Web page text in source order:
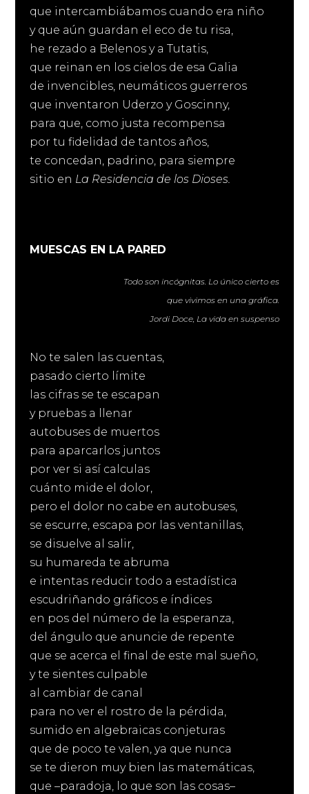
que intercambiábamos cuando era niño
y que aún guardan el eco de tu risa,
he rezado a Belenos y a Tutatis,
que reinan en los cielos de esa Galia
de invencibles, neumáticos guerreros
que inventaron Uderzo y Goscinny,
para que, como justa recompensa
por tu fidelidad de tantos años,
te concedan, padrino, para siempre
sitio en La Residencia de los Dioses.
MUESCAS EN LA PARED
Todo son incógnitas. Lo único cierto es
que vivimos en una gráfica.
Jordi Doce, La vida en suspenso
No te salen las cuentas,
pasado cierto límite
las cifras se te escapan
y pruebas a llenar
autobuses de muertos
para aparcarlos juntos
por ver si así calculas
cuánto mide el dolor,
pero el dolor no cabe en autobuses,
se escurre, escapa por las ventanillas,
se disuelve al salir,
su humareda te abruma
e intentas reducir todo a estadística
escudriñando gráficos e índices
en pos del número de la esperanza,
del ángulo que anuncie de repente
que se acerca el final de este mal sueño,
y te sientes culpable
al cambiar de canal
para no ver el rostro de la pérdida,
sumido en algebraicas conjeturas
que de poco te valen, ya que nunca
se te dieron muy bien las matemáticas,
que –paradoja, lo que son las cosas–